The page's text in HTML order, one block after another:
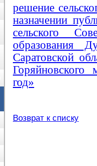
решение
назначении
сельского
образования
Саратовской
Горяйновского
год»
Возврат к списку